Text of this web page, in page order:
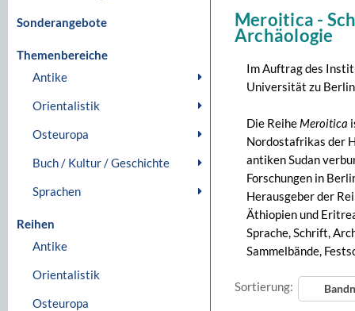
Sonderangebote
Themenbereiche
Antike
Orientalistik
Osteuropa
Buch / Kultur / Geschichte
Sprachen
Reihen
Antike
Orientalistik
Osteuropa
Meroitica -
Archäologie
Im Auftrag des
Universität zu
Die Reihe Meroitica
Nordostafrikas der
antiken Sudan
Forschungen in
Herausgeber der
Äthiopien und
Sprache, Schrift,
Sammelbände,
Sortierung: